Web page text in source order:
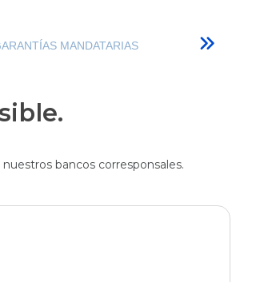
MANDATARIAS
bancos corresponsales.